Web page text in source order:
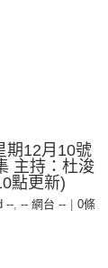
期12月10號
主持：杜浚
點更新)
--, -- 網台 --
0條